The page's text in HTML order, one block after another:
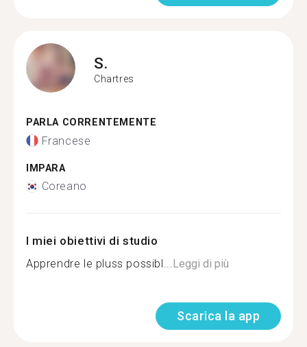
S.
Chartres
PARLA CORRENTEMENTE
Francese
IMPARA
Coreano
I miei obiettivi di studio
Apprendre le pluss possibl...Leggi di più
Scarica la app